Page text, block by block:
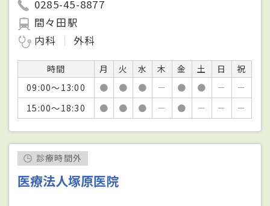
0285-45-8877
間々田駅
内科
外科
時間 月 火 水 木 金 土 日
祝
09:00～13:00
● ● ● － ● ● －
－
15:00～18:30
● ● ● － ● － － －
診療時間外
医療法人塚原医院